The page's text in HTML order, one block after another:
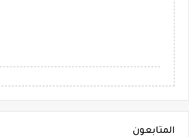
المتابعون